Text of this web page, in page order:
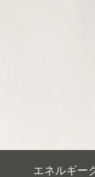
エネルギー